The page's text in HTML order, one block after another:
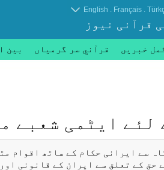
.
Français
.
English
قرآنی نیوز
خبریں قرآني سر گرمياں بين
لئے ایٹمی شعبے
سے ايرانی حكام كے ساتھ اقوام
حق كے تعلق سے ايران كے قانونی